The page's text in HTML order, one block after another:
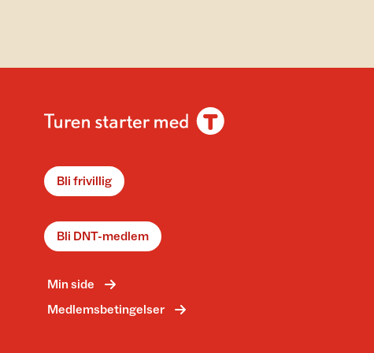
Bli frivillig
Bli DNT-medlem
Min side
Medlemsbetingelser